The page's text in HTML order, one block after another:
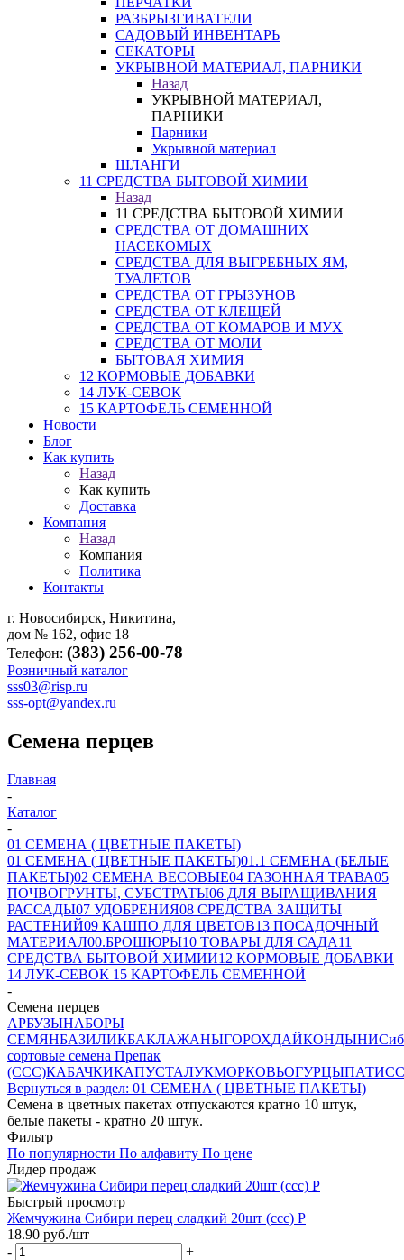
РАЗБРЫЗГИВАТЕЛИ
САДОВЫЙ ИНВЕНТАРЬ
СЕКАТОРЫ
УКРЫВНОЙ МАТЕРИАЛ, ПАРНИКИ
Назад
УКРЫВНОЙ МАТЕРИАЛ,
ПАРНИКИ
Парники
Укрывной материал
ШЛАНГИ
11 СРЕДСТВА БЫТОВОЙ ХИМИИ
Назад
11 СРЕДСТВА БЫТОВОЙ ХИМИИ
СРЕДСТВА ОТ ДОМАШНИХ
НАСЕКОМЫХ
СРЕДСТВА ДЛЯ ВЫГРЕБНЫХ ЯМ,
ТУАЛЕТОВ
СРЕДСТВА ОТ ГРЫЗУНОВ
СРЕДСТВА ОТ КЛЕЩЕЙ
СРЕДСТВА ОТ КОМАРОВ И МУХ
СРЕДСТВА ОТ МОЛИ
БЫТОВАЯ ХИМИЯ
12 КОРМОВЫЕ ДОБАВКИ
14 ЛУК-СЕВОК
15 КАРТОФЕЛЬ СЕМЕННОЙ
Новости
Блог
Как купить
Назад
Как купить
Доставка
Компания
Назад
Компания
Политика
Контакты
г. Новосибирск, Никитина,
дом № 162, офис 18
Телефон: (383) 256-00-78
Розничный каталог
sss03@risp.ru
sss-opt@yandex.ru
Семена перцев
Главная
-
Каталог
-
01 СЕМЕНА ( ЦВЕТНЫЕ ПАКЕТЫ)
01 СЕМЕНА ( ЦВЕТНЫЕ ПАКЕТЫ)01.1 СЕМЕНА (БЕЛЫЕ
ПАКЕТЫ)02 СЕМЕНА ВЕСОВЫЕ04 ГАЗОННАЯ ТРАВА05
ПОЧВОГРУНТЫ, СУБСТРАТЫ06 ДЛЯ ВЫРАЩИВАНИЯ
РАССАДЫ07 УДОБРЕНИЯ08 СРЕДСТВА ЗАЩИТЫ
РАСТЕНИЙ09 КАШПО ДЛЯ ЦВЕТОВ13 ПОСАДОЧНЫЙ
МАТЕРИАЛ00.БРОШЮРЫ10 ТОВАРЫ ДЛЯ САДА11
СРЕДСТВА БЫТОВОЙ ХИМИИ12 КОРМОВЫЕ ДОБАВКИ
14 ЛУК-СЕВОК 15 КАРТОФЕЛЬ СЕМЕННОЙ
-
Семена перцев
АРБУЗЫНАБОРЫ
СЕМЯНБАЗИЛИКБАКЛАЖАНЫГОРОХДАЙКОНДЫНИ
сортовые семена Препак
(ССС)КАБАЧКИКАПУСТАЛУКМОРКОВЬОГУРЦЫ
Вернуться в раздел: 01 СЕМЕНА ( ЦВЕТНЫЕ ПАКЕТЫ)
Семена в цветных пакетах отпускаются кратно 10 штук,
белые пакеты - кратно 20 штук.
Фильтр
По популярности По алфавиту По цене
Лидер продаж
Быстрый просмотр
Жемчужина Сибири перец сладкий 20шт (ссс) Р
18.90 руб./шт
-
+